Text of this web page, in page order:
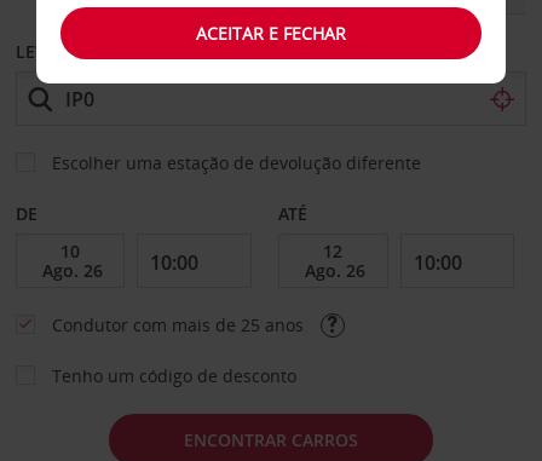
LEVANTAR EM
Escolher uma estação de devolução diferente
DE ATÉ
Condutor com mais de 25 anos
Tenho um código de desconto
ENCONTRAR CARROS
ACEITAR E FECHAR